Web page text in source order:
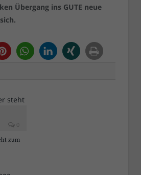
Übergang ins GUTE neue
0
zum